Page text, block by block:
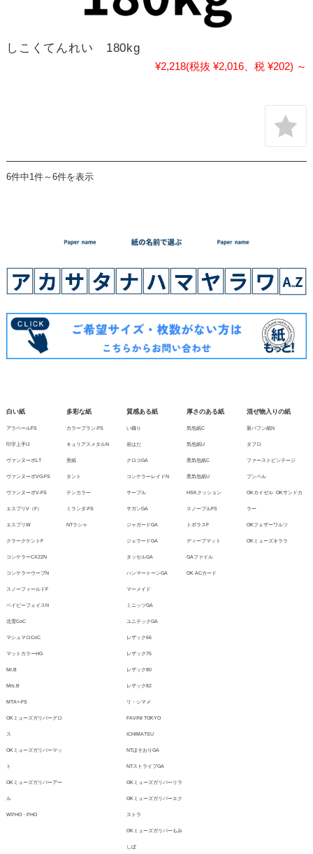
しこくてんれい 180kg
¥2,218(税抜 ¥2,016、税 ¥202) ～
6件中1件～6件を表示
白い紙
アラベールFS
印字上手IJ
ヴァンヌーボLT
ヴァンヌーボVG-FS
ヴァンヌーボV-FS
エスプリV（F）
エスプリW
クラークケントF
コンケラーCX22N
コンケラーウーブN
スノーフィールドF
ベイビーフェイスN
北雪CoC
マシュマロCoC
マットカラーHG
Mr.B
Mrs.B
MTA+-FS
OKミューズガリバーグロ
ス
OKミューズガリバーマッ
ト
OKミューズガリバーアー
ル
WPHO・PHO
多彩な紙
カラープラン-FS
キュリアスメタルN
里紙
タント
テンカラー
ミランダ-FS
NTラシャ
質感ある紙
い織り
岩はだ
クロコGA
コンケラーレイドN
サーブル
サガンGA
ジャガードGA
ジェラードGA
タッセルGA
ハンマートーンGA
マーメイド
ミニッツGA
ユニテックGA
レザック66
レザック75
レザック80
レザック82
リ・シマメ
FAVINI TOKYO
ICHIMATSU
NTほそおりGA
NTストライプGA
OKミューズガリバーリラ
OKミューズガリバーエク
ストラ
OKミューズガリバーもみ
しぼ
厚さのある紙
気包紙C
気包紙U
黒気包紙C
黒気包紙U
HSKクッション
スノーブルFS
トポラスF
ディープマット
GAファイル
OK ACカード
混ぜ物入りの紙
新バフン紙N
タブロ
ファーストビンテージ
ブンペル
OKカイゼル OKサンドカ
ラー
OKフェザーワルツ
OKミューズキララ